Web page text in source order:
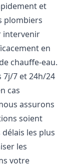
et
plombiers
intervenir
en
chauffe-eau.
7j/7 et 24h/24
cas
assurons
soient
les plus
les
votre